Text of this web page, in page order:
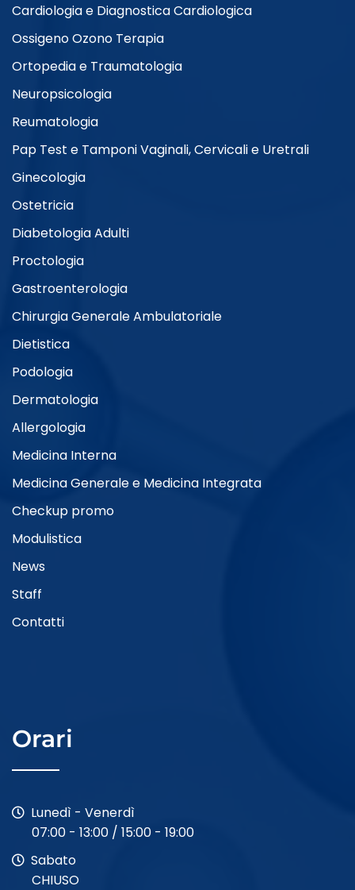
Cardiologia e Diagnostica Cardiologica
Ossigeno Ozono Terapia
Ortopedia e Traumatologia
Neuropsicologia
Reumatologia
Pap Test e Tamponi Vaginali, Cervicali e Uretrali
Ginecologia
Ostetricia
Diabetologia Adulti
Proctologia
Gastroenterologia
Chirurgia Generale Ambulatoriale
Dietistica
Podologia
Dermatologia
Allergologia
Medicina Interna
Medicina Generale e Medicina Integrata
Checkup promo
Modulistica
News
Staff
Contatti
Orari
Lunedì - Venerdì
07:00 - 13:00 / 15:00 - 19:00
Sabato
CHIUSO